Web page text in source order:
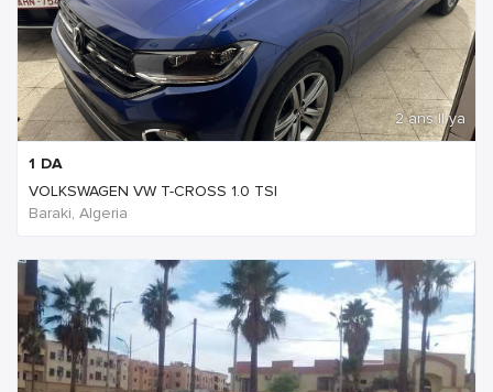
2 ans Il ya
1 DA
VOLKSWAGEN VW T-CROSS 1.0 TSI
Baraki, Algeria